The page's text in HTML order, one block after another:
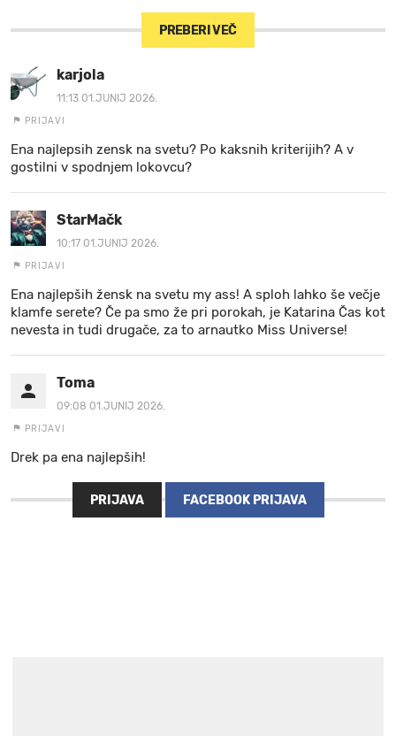
PREBERI VEČ
karjola
11:13 01.JUNIJ 2026.
PRIJAVI
Ena najlepsih zensk na svetu? Po kaksnih kriterijih? A v
gostilni v spodnjem lokovcu?
StarMačk
10:17 01.JUNIJ 2026.
PRIJAVI
Ena najlepših žensk na svetu my ass! A sploh lahko še večje
klamfe serete? Če pa smo že pri porokah, je Katarina Čas kot
nevesta in tudi drugače, za to arnautko Miss Universe!
Toma
09:08 01.JUNIJ 2026.
PRIJAVI
Drek pa ena najlepših!
PRIJAVA FACEBOOK PRIJAVA